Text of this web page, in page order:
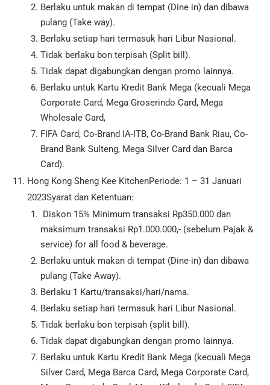
Berlaku untuk makan di tempat (Dine in) dan dibawa
pulang (Take way).
Berlaku setiap hari termasuk hari Libur Nasional.
Tidak berlaku bon terpisah (Split bill).
Tidak dapat digabungkan dengan promo lainnya.
Berlaku untuk Kartu Kredit Bank Mega (kecuali Mega
Corporate Card, Mega Groserindo Card, Mega
Wholesale Card,
FIFA Card, Co-Brand IA-ITB, Co-Brand Bank Riau, Co-
Brand Bank Sulteng, Mega Silver Card dan Barca
Card).
Hong Kong Sheng Kee KitchenPeriode: 1 – 31 Januari
2023Syarat dan Ketentuan:
Diskon 15% Minimum transaksi Rp350.000 dan
maksimum transaksi Rp1.000.000,- (sebelum Pajak &
service) for all food & beverage.
Berlaku untuk makan di tempat (Dine-in) dan dibawa
pulang (Take Away).
Berlaku 1 Kartu/transaksi/hari/nama.
Berlaku setiap hari termasuk hari Libur Nasional.
Tidak berlaku bon terpisah (split bill).
Tidak dapat digabungkan dengan promo lainnya.
Berlaku untuk Kartu Kredit Bank Mega (kecuali Mega
Silver Card, Mega Barca Card, Mega Corporate Card,